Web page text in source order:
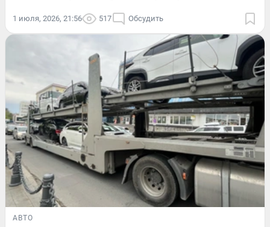
1 июля, 2026, 21:56 517 Обсудить
АВТО